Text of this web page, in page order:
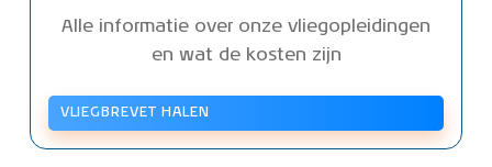
Alle informatie over onze vliegopleidingen
en wat de kosten zijn
VLIEGBREVET HALEN